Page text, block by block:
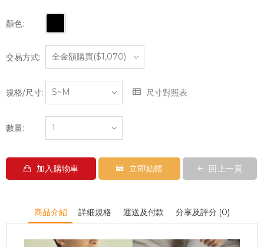
顏色:
交易方式:
規格/尺寸: 尺寸對照表
數量:
加入購物車 立即結帳 回上一頁
商品介紹 詳細規格 運送及付款 分享及評分 (0)